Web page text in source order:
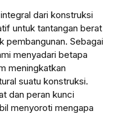
dari konstruksi
untuk tantangan berat
pembangunan. Sebagai
menyadari betapa
meningkatkan
suatu konstruksi.
dan peran kunci
menyoroti mengapa